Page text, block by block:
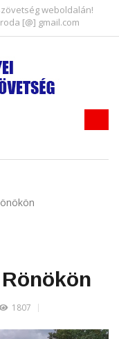
weboldalán!
[@] gmail.com
1807